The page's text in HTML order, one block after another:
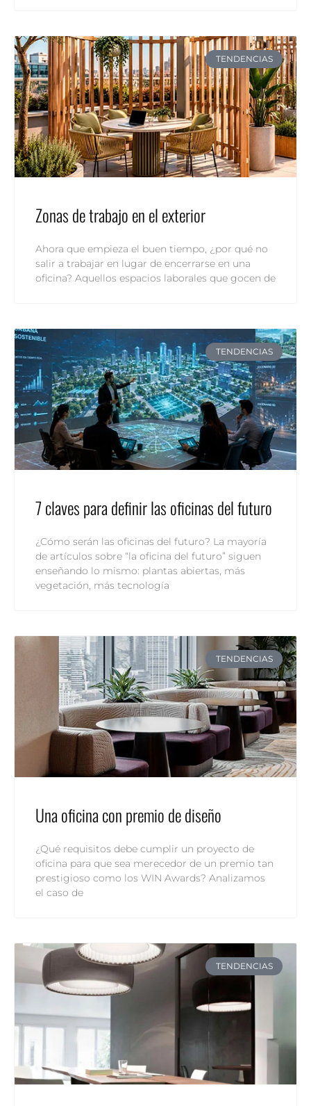
TENDENCIAS
Zonas de trabajo en el exterior
Ahora que empieza el buen tiempo, ¿por qué no
salir a trabajar en lugar de encerrarse en una
oficina? Aquellos espacios laborales que gocen de
TENDENCIAS
7 claves para definir las oficinas del futuro
¿Cómo serán las oficinas del futuro? La mayoría
de artículos sobre “la oficina del futuro” siguen
enseñando lo mismo: plantas abiertas, más
vegetación, más tecnología
TENDENCIAS
Una oficina con premio de diseño
¿Qué requisitos debe cumplir un proyecto de
oficina para que sea merecedor de un premio tan
prestigioso como los WIN Awards? Analizamos
el caso de
TENDENCIAS